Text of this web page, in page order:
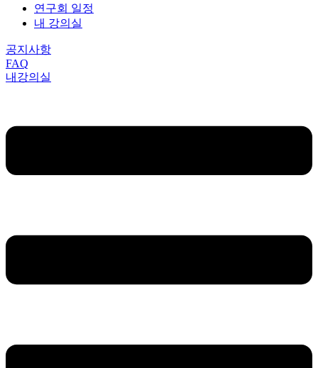
연구회 일정
내 강의실
공지사항
FAQ
내강의실